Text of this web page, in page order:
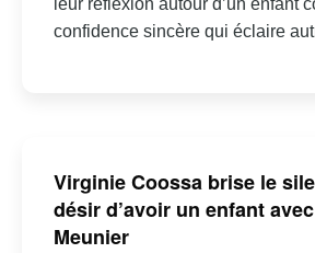
confidence sincère qui éclaire
Virginie Coossa brise le
désir d’avoir un enfant
Meunier